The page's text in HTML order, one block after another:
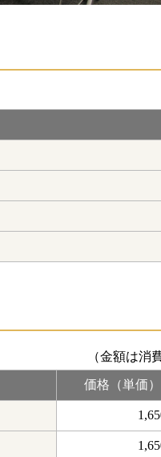
（金額は消
価格（単価）